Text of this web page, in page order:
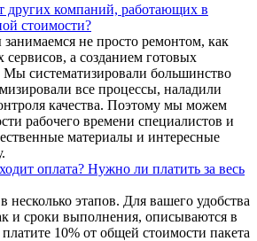
других компаний, работающих в
стоимости?
не просто ремонтом, как
а созданием готовых
систематизировали большинство
все процессы, наладили
качества. Поэтому мы можем
рабочего времени специалистов и
материалы и интересные
оплата? Нужно ли платить за весь
несколько этапов. Для вашего удобства
и сроки выполнения, описываются в
10% от общей стоимости пакета